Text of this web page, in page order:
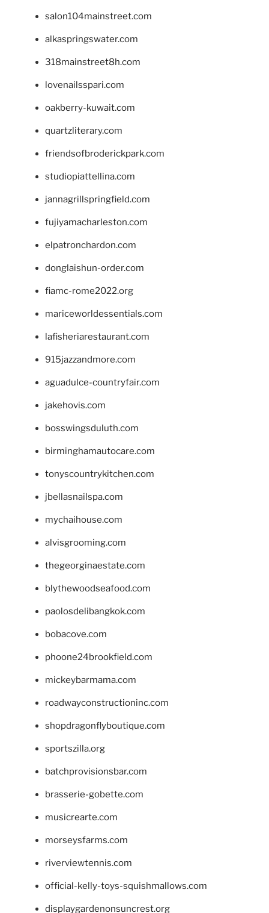
salon104mainstreet.com
alkaspringswater.com
318mainstreet8h.com
lovenailsspari.com
oakberry-kuwait.com
quartzliterary.com
friendsofbroderickpark.com
studiopiattellina.com
jannagrillspringfield.com
fujiyamacharleston.com
elpatronchardon.com
donglaishun-order.com
fiamc-rome2022.org
mariceworldessentials.com
lafisheriarestaurant.com
915jazzandmore.com
aguadulce-countryfair.com
jakehovis.com
bosswingsduluth.com
birminghamautocare.com
tonyscountrykitchen.com
jbellasnailspa.com
mychaihouse.com
alvisgrooming.com
thegeorginaestate.com
blythewoodseafood.com
paolosdelibangkok.com
bobacove.com
phoone24brookfield.com
mickeybarmama.com
roadwayconstructioninc.com
shopdragonflyboutique.com
sportszilla.org
batchprovisionsbar.com
brasserie-gobette.com
musicrearte.com
morseysfarms.com
riverviewtennis.com
official-kelly-toys-squishmallows.com
displaygardenonsuncrest.org